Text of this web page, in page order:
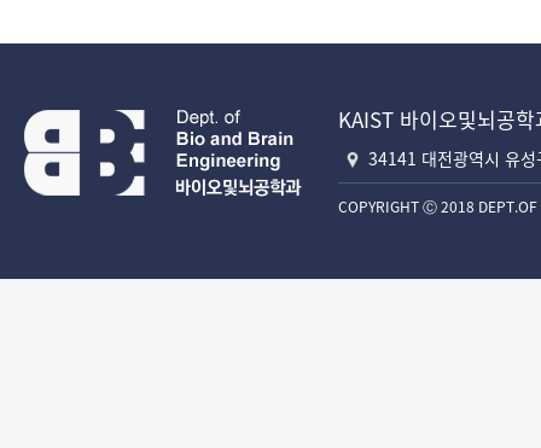
KAIST 바이오및뇌공학
34141 대전광역시 유
COPYRIGHT Ⓒ 2018 DEPT.OF